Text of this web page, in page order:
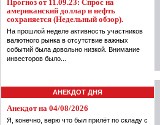
Прогноз от 11.09.23: Спрос на
американский доллар и нефть
сохраняется (Недельный обзор).
На прошлой неделе активность участников
валютного рынка в отсутствие важных
событий была довольно низкой. Внимание
инвесторов было...
АНЕКДОТ ДНЯ
Анекдот на 04/08/2026
Я, конечно, верю что был прилёт по складу с